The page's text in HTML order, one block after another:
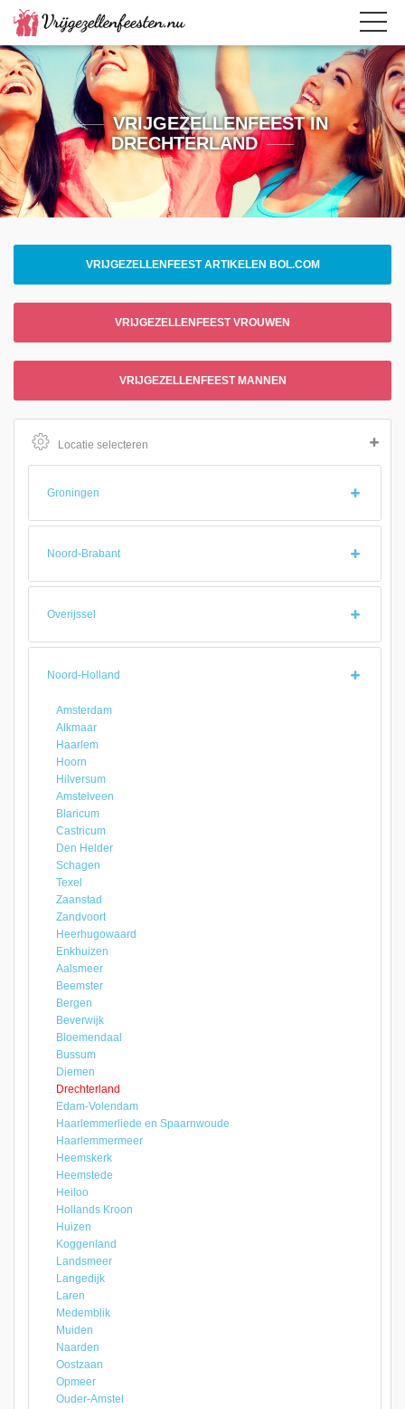
VRIJGEZELLENFEEST IN
DRECHTERLAND
VRIJGEZELLENFEEST ARTIKELEN BOL.COM
VRIJGEZELLENFEEST VROUWEN
VRIJGEZELLENFEEST MANNEN
Locatie selecteren
Groningen
Noord-Brabant
Overijssel
Noord-Holland
Amsterdam
Alkmaar
Haarlem
Hoorn
Hilversum
Amstelveen
Blaricum
Castricum
Den Helder
Schagen
Texel
Zaanstad
Zandvoort
Heerhugowaard
Enkhuizen
Aalsmeer
Beemster
Bergen
Beverwijk
Bloemendaal
Bussum
Diemen
Drechterland
Edam-Volendam
Haarlemmerliede en Spaarnwoude
Haarlemmermeer
Heemskerk
Heemstede
Heiloo
Hollands Kroon
Huizen
Koggenland
Landsmeer
Langedijk
Laren
Medemblik
Muiden
Naarden
Oostzaan
Opmeer
Ouder-Amstel